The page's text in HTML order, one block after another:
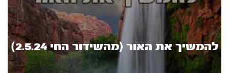
להמשיך את האור (מהשידור החי 2.5.24)